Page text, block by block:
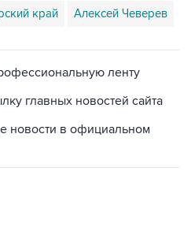
край Алексей Чеверев
ленту
главных новостей сайта
новости в официальном